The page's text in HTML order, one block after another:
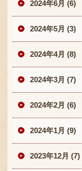
2024年6月 (6)
2024年5月 (3)
2024年4月 (8)
2024年3月 (7)
2024年2月 (6)
2024年1月 (9)
2023年12月 (7)